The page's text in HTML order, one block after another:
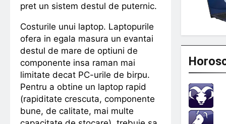
pret un sistem destul de puternic.
Costurile unui laptop. Laptopurile
ofera in egala masura un evantai
destul de mare de optiuni de
componente insa raman mai
limitate decat PC-urile de birpu.
Pentru a obtine un laptop rapid
(rapiditate crescuta, componente
bune, de calitate, mai multe